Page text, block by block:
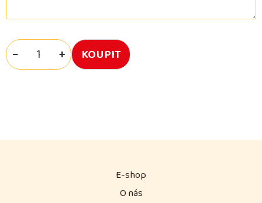
− +
E-shop
O nás